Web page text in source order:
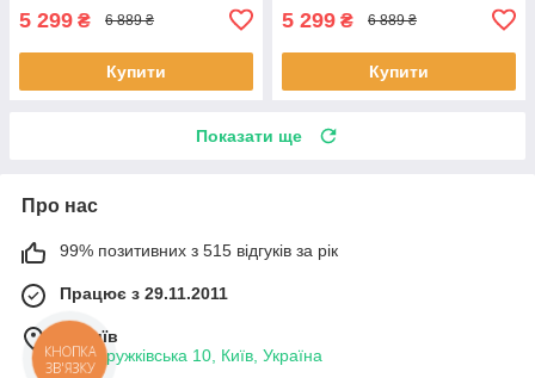
5 299 ₴ 6 889 ₴
Купити
5 299 ₴ 6 889 ₴
Купити
Показати ще
Про нас
99% позитивних з 515 відгуків за рік
Працює з 29.11.2011
м. Київ
вул. Дружківська 10, Київ, Україна
КНОПКА
ЗВ'ЯЗКУ